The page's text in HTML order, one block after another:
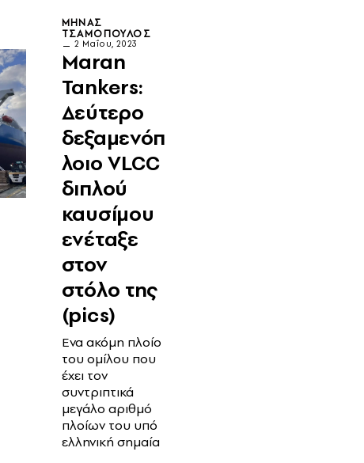
ΜΗΝΆΣ
ΤΣΑΜΌΠΟΥΛΟΣ
2 Μαΐου, 2023
Maran
Tankers:
Δεύτερο
δεξαμενόπ
λοιο VLCC
διπλού
καυσίμου
ενέταξε
στον
στόλο της
(pics)
Ενα ακόμη πλοίο
του ομίλου που
έχει τον
συντριπτικά
μεγάλο αριθμό
πλοίων του υπό
ελληνική σημαία